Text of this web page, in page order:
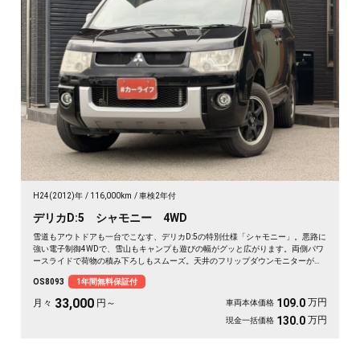
H24(2012)年 116,000km 車検2年付
デリカD:5 シャモニー 4WD
雪道もアウトドアも一台でこなす、デリカD:5の特別仕様「シャモニー」。悪路に
強い電子制御4WDで、雪山もキャンプも遊びの幅がグッと広がります。両側パワ
ースライドで荷物の積み下ろしもスムーズ。天井のフリップダウンモニターがあ
いた一台で、週末の遠出が待ち遠しくなりますよ。乗り込むほどに頼れる相棒に
💫🏔️🚗✌️《1年保証付》
OS8093 1年間無料保証付
月々 33,000 円～ 車両本体価格 109.0 万円
現金一括価格 130.0 万円